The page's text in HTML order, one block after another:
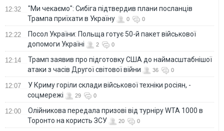
12:32
"Ми чекаємо": Сибіга підтвердив плани посланців
Трампа приїхати в Україну
0 0
12:22
Посол України: Польща готує 50-й пакет військової
допомоги Україні
2 0
12:14
Трамп заявив про підготовку США до наймасштабнішої
атаки з часів Другої світової війни
36 0
12:07
У Криму горіли склади військової техніки росіян, -
соцмережі
29 0
12:00
Олійникова передала призові від турніру WTA 1000 в
Торонто на користь ЗСУ
20 0